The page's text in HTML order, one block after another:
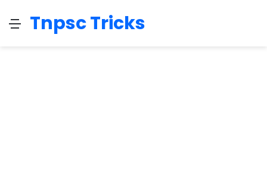
Menu
Tnpsc Tricks